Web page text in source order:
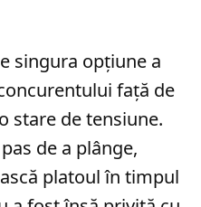
singura opțiune a
față de
stare de tensiune.
de a plânge,
platoul în timpul